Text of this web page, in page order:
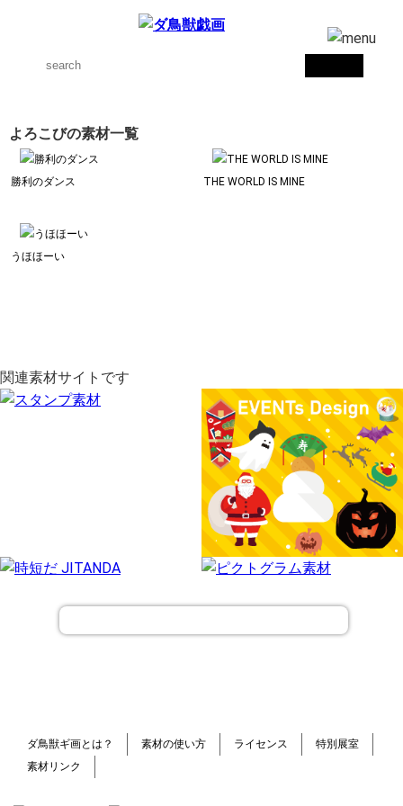
よろこびの素材一覧
勝利のダンス THE WORLD IS MINE
うほほーい
関連素材サイトです
ダ鳥獣ギ画とは？ 素材の使い方 ライセンス
特別展室
素材リンク